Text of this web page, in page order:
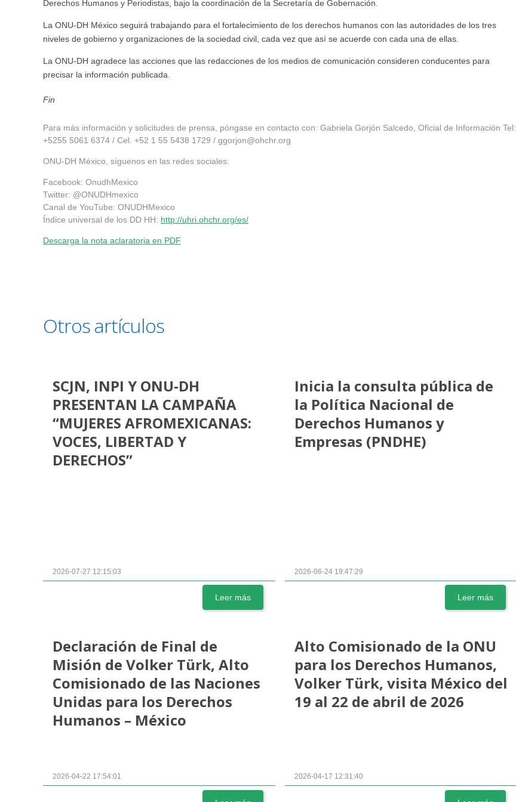
Derechos Humanos y Periodistas, bajo la coordinación de la Secretaría de Gobernación.
La ONU-DH México seguirá trabajando para el fortalecimiento de los derechos humanos con las autoridades de los tres
niveles de gobierno y organizaciones de la sociedad civil, cada vez que así se acuerde con cada una de ellas.
La ONU-DH agradece las acciones que las redacciones de los medios de comunicación consideren conducentes para
precisar la información publicada.
Fin
Para más información y solicitudes de prensa, póngase en contacto con: Gabriela Gorjón Salcedo, Oficial de Información Tel:
+5255 5061 6374 / Cel. +52 1 55 5438 1729 / ggorjon@ohchr.org
ONU-DH México, síguenos en las redes sociales:
Facebook: OnudhMexico
Twitter: @ONUDHmexico
Canal de YouTube: ONUDHMexico
Índice universal de los DD HH: http://uhri.ohchr.org/es/
Descarga la nota aclaratoria en PDF
Otros artículos
SCJN, INPI Y ONU-DH
PRESENTAN LA CAMPAÑA
“MUJERES AFROMEXICANAS:
VOCES, LIBERTAD Y
DERECHOS”
2026-07-27 12:15:03
Leer más
Inicia la consulta pública de
la Política Nacional de
Derechos Humanos y
Empresas (PNDHE)
2026-06-24 19:47:29
Leer más
Declaración de Final de
Misión de Volker Türk, Alto
Comisionado de las Naciones
Unidas para los Derechos
Humanos – México
2026-04-22 17:54:01
Alto Comisionado de la ONU
para los Derechos Humanos,
Volker Türk, visita México del
19 al 22 de abril de 2026
2026-04-17 12:31:40